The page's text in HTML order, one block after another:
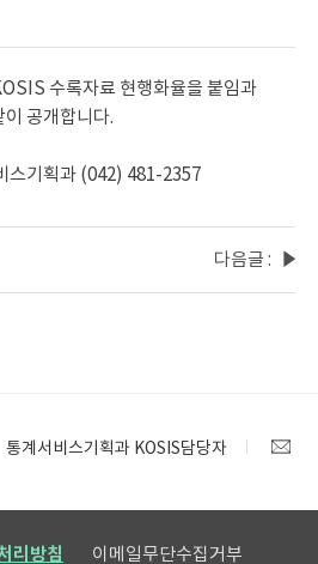
수록자료 현행화율을 붙임과
이 공개합니다.
스기획과 (042) 481-2357
다음글 :
2026년
항 안내
통계서비스기획과 KOSIS담당자
리방침 이메일무단수집거부